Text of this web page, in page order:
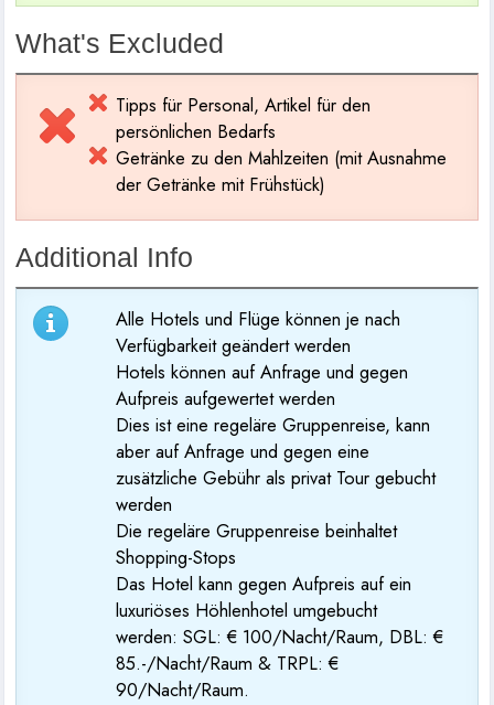
What's Excluded
Tipps für Personal, Artikel für den
persönlichen Bedarfs
Getränke zu den Mahlzeiten (mit Ausnahme
der Getränke mit Frühstück)
Additional Info
Alle Hotels und Flüge können je nach
Verfügbarkeit geändert werden
Hotels können auf Anfrage und gegen
Aufpreis aufgewertet werden
Dies ist eine regeläre Gruppenreise, kann
aber auf Anfrage und gegen eine
zusätzliche Gebühr als privat Tour gebucht
werden
Die regeläre Gruppenreise beinhaltet
Shopping-Stops
Das Hotel kann gegen Aufpreis auf ein
luxuriöses Höhlenhotel umgebucht
werden: SGL: € 100/Nacht/Raum, DBL: €
85.-/Nacht/Raum & TRPL: €
90/Nacht/Raum.